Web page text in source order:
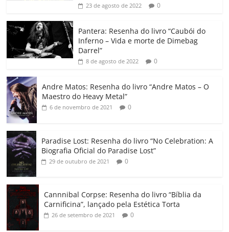
o
o
k
p
Cl
a
ss
ro
o
k h
ar
23 de agosto de 2022 0
Pantera: Resenha do livro “Caubói do
Inferno – Vida e morte de Dimebag
Darrel”
8 de agosto de 2022 0
Andre Matos: Resenha do livro “Andre Matos – O
Maestro do Heavy Metal”
6 de novembro de 2021 0
Paradise Lost: Resenha do livro “No Celebration: A
Biografia Oficial do Paradise Lost”
29 de outubro de 2021 0
Cannnibal Corpse: Resenha do livro “Bíblia da
Carnificina”, lançado pela Estética Torta
26 de setembro de 2021 0